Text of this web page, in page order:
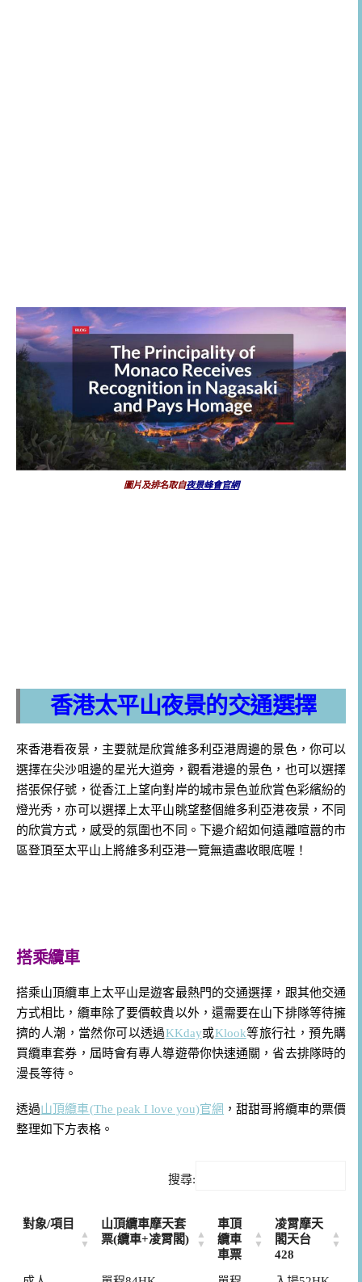
圖片及排名取自夜景峰會官網
香港太平山夜景的交通選擇
來香港看夜景，主要就是欣賞維多利亞港周邊的景色，你可以
選擇在尖沙咀邊的星光大道旁，觀看港邊的景色，也可以選擇
搭張保仔號，從香江上望向對岸的城市景色並欣賞色彩繽紛的
燈光秀，亦可以選擇上太平山眺望整個維多利亞港夜景，不同
的欣賞方式，感受的氛圍也不同。下邊介紹如何遠離喧囂的市
區登頂至太平山上將維多利亞港一覽無遺盡收眼底喔！
搭乘纜車
搭乘山頂纜車上太平山是遊客最熱門的交通選擇，跟其他交通
方式相比，纜車除了要價較貴以外，還需要在山下排隊等待擁
擠的人潮，當然你可以透過KKday或Klook等旅行社，預先購
買纜車套券，屆時會有專人導遊帶你快速通關，省去排隊時的
漫長等待。
透過山頂纜車(The peak I love you)官網 ，甜甜哥將纜車的票價
整理如下方表格。
搜尋:
對象/項目
山頂纜車摩天套
票(纜車+凌霄閣)
車頂
纜車
車票
凌霄摩天
閣天台
428